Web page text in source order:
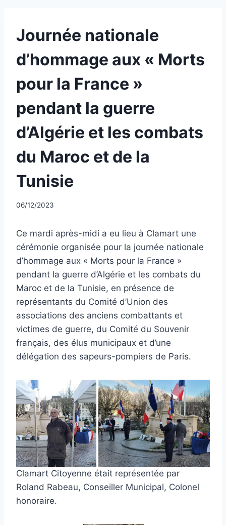
UNCATEGORIZED
Journée nationale
d’hommage aux « Morts
pour la France »
pendant la guerre
d’Algérie et les combats
du Maroc et de la
Tunisie
Par
06/12/2023
Ce mardi après-midi a eu lieu à Clamart une
cérémonie organisée pour la journée nationale
d’hommage aux « Morts pour la France »
pendant la guerre d’Algérie et les combats du
Maroc et de la Tunisie, en présence de
représentants du Comité d’Union des
associations des anciens combattants et
victimes de guerre, du Comité du Souvenir
français, des élus municipaux et d’une
délégation des sapeurs-pompiers de Paris.
Clamart Citoyenne était représentée par
Roland Rabeau, Conseiller Municipal, Colonel
honoraire.